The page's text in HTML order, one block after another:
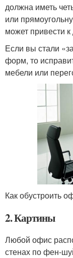
должна иметь
или
может привести
Если вы стали
форм, то
мебели или
Как обустроить
2. Картины
Любой офис
стенах по фен-